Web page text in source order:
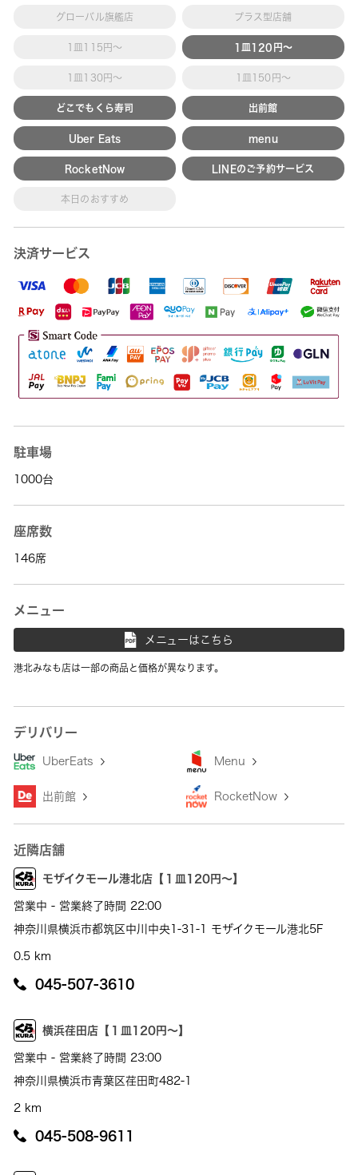
グローバル旗艦店 プラス型店舗
1皿115円～ 1皿120円～
1皿130円～ 1皿150円～
どこでもくら寿司 出前館
Uber Eats menu
RocketNow LINEのご予約サービス
本日のおすすめ
決済サービス
駐車場
1000台
座席数
146席
メニュー
メニューはこちら
港北みなも店は一部の商品と価格が異なります。
デリバリー
UberEats Menu
出前館 RocketNow
近隣店舗
モザイクモール港北店【１皿120円～】
営業中 - 営業終了時間 22:00
神奈川県横浜市都筑区中川中央1-31-1 モザイクモール港北5F
0.5 km
045-507-3610
横浜荏田店【１皿120円～】
営業中 - 営業終了時間 23:00
神奈川県横浜市青葉区荏田町482-1
2 km
045-508-9611